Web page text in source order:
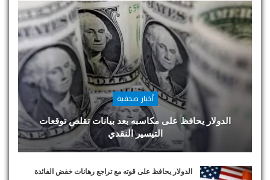
أخبار صحفية
الدولار يحافظ على مكاسبه بعد بيانات تقلص توقعات
التيسير النقدي
الدولار يحافظ على قوته مع تراجع رهانات خفض الفائدة